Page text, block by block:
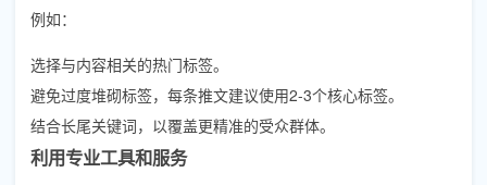
例如：
选择与内容相关的热门标签。
避免过度堆砌标签，每条推文建议使用2-3个核心标签。
结合长尾关键词，以覆盖更精准的受众群体。
利用专业工具和服务